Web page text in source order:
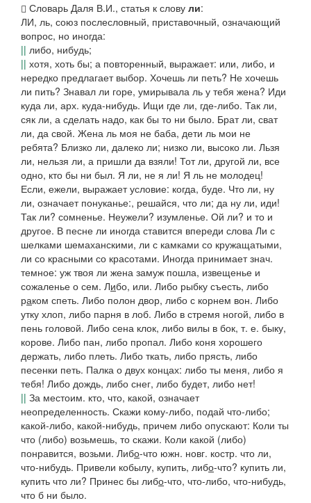
Словарь Даля В.И., статья к слову ли:
ЛИ, ль, союз послесловный, приставочный, означающий
вопрос, но иногда:
|| либо, нибудь;
|| хотя, хоть бы; а повторенный, выражает: или, либо, и
нередко предлагает выбор. Хочешь ли петь? Не хочешь
ли пить? Знавал ли горе, умирывала ль у тебя жена? Иди
куда ли, арх. куда-нибудь. Ищи где ли, где-либо. Так ли,
сяк ли, а сделать надо, как бы то ни было. Брат ли, сват
ли, да свой. Жена ль моя не баба, дети ль мои не
ребята? Близко ли, далеко ли; низко ли, высоко ли. Льзя
ли, нельзя ли, а пришли да взяли! Тот ли, другой ли, все
одно, кто бы ни был. Я ли, не я ли! Я ль не молодец!
Если, ежели, выражает условие: когда, буде. Что ли, ну
ли, означает понуканье:, решайся, что ли; да ну ли, иди!
Так ли? сомненье. Неужели? изумленье. Ой ли? и то и
другое. В песне ли иногда ставится впереди слова Ли с
шелками шемаханскими, ли с камками со кружащатыми,
ли со красными со красотами. Иногда принимает знач.
темное: уж твоя ли жена замуж пошла, извещенье и
сожаленье о сем. Либо, или. Либо рыбку съесть, либо
раком спеть. Либо полон двор, либо с корнем вон. Либо
утку хлоп, либо парня в лоб. Либо в стремя ногой, либо в
пень головой. Либо сена клок, либо вилы в бок, т. е. быку,
корове. Либо пан, либо пропал. Либо коня хорошего
держать, либо плеть. Либо ткать, либо прясть, либо
песенки петь. Палка о двух концах: либо ты меня, либо я
тебя! Либо дождь, либо снег, либо будет, либо нет!
|| За местоим. кто, что, какой, означает
неопределенность. Скажи кому-либо, подай что-либо;
какой-либо, какой-нибудь, причем либо опускают: Коли ты
что (либо) возьмешь, то скажи. Коли какой (либо)
понравится, возьми. Либо-что южн. новг. костр. что ли,
что-нибудь. Привели кобылу, купить, либо-что? купить ли,
купить что ли? Принес бы либо-что, что-либо, что-нибудь,
что б ни было.